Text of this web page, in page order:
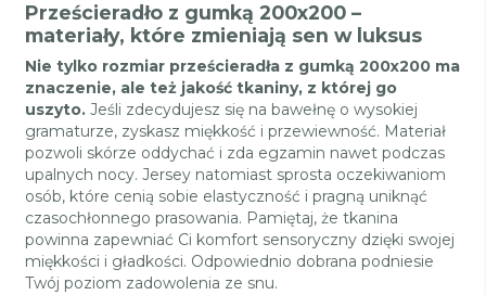
Prześcieradło z gumką 200x200 –
materiały, które zmieniają sen w luksus
Nie tylko rozmiar prześcieradła z gumką 200x200 ma
znaczenie, ale też jakość tkaniny, z której go
uszyto. Jeśli zdecydujesz się na bawełnę o wysokiej
gramaturze, zyskasz miękkość i przewiewność. Materiał
pozwoli skórze oddychać i zda egzamin nawet podczas
upalnych nocy. Jersey natomiast sprosta oczekiwaniom
osób, które cenią sobie elastyczność i pragną uniknąć
czasochłonnego prasowania. Pamiętaj, że tkanina
powinna zapewniać Ci komfort sensoryczny dzięki swojej
miękkości i gładkości. Odpowiednio dobrana podniesie
Twój poziom zadowolenia ze snu.